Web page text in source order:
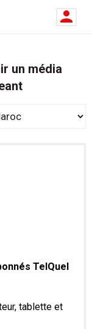
un média
TelQuel
tablette et